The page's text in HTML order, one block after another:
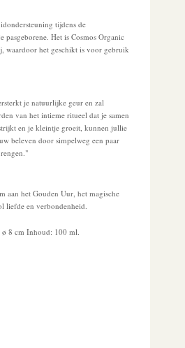
tijdens de
pasgeborene. Het is Cosmos Organic
waardoor het geschikt is voor gebruik
je natuurlijke geur en zal
van het intieme ritueel dat je samen
en je kleintje groeit, kunnen jullie
beleven door simpelweg een paar
aan het Gouden Uur, het magische
liefde en verbondenheid.
8 cm Inhoud: 100 ml.